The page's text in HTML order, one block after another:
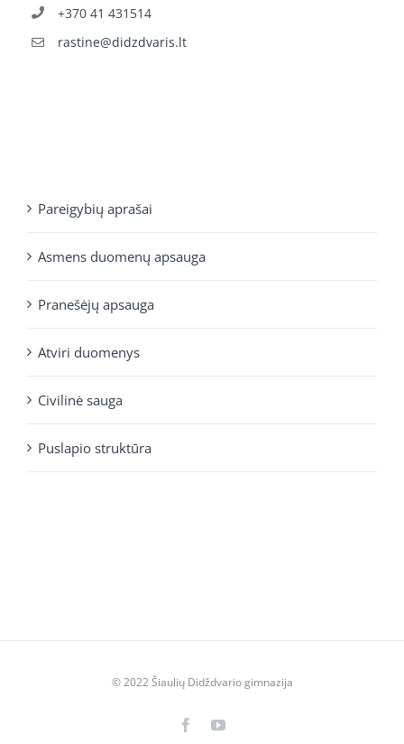
+370 41 431514
rastine@didzdvaris.lt
Pareigybių aprašai
Asmens duomenų apsauga
Pranešėjų apsauga
Atviri duomenys
Civilinė sauga
Puslapio struktūra
© 2022 Šiaulių Didždvario gimnazija
FacebookYouTube